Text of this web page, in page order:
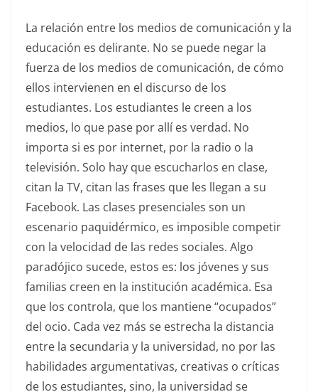
La relación entre los medios de comunicación y la
educación es delirante. No se puede negar la
fuerza de los medios de comunicación, de cómo
ellos intervienen en el discurso de los
estudiantes. Los estudiantes le creen a los
medios, lo que pase por allí es verdad. No
importa si es por internet, por la radio o la
televisión. Solo hay que escucharlos en clase,
citan la TV, citan las frases que les llegan a su
Facebook. Las clases presenciales son un
escenario paquidérmico, es imposible competir
con la velocidad de las redes sociales. Algo
paradójico sucede, estos es: los jóvenes y sus
familias creen en la institución académica. Esa
que los controla, que los mantiene “ocupados”
del ocio. Cada vez más se estrecha la distancia
entre la secundaria y la universidad, no por las
habilidades argumentativas, creativas o críticas
de los estudiantes, sino, la universidad se